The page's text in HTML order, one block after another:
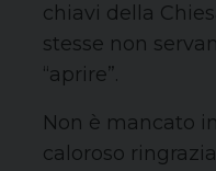
chiavi della
stesse non
“aprire”.
Non è mancato
caloroso